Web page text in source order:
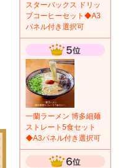
スターバックス ドリッ
プコーヒーセット◆A3
パネル付き選択可
一蘭ラーメン 博多細麺
ストレート5食セット
◆A3パネル付き選択可